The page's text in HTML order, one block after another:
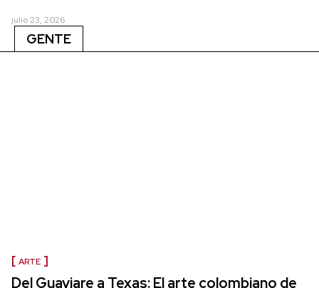
julio 23, 2026
GENTE
ARTE
Del Guaviare a Texas: El arte colombiano de